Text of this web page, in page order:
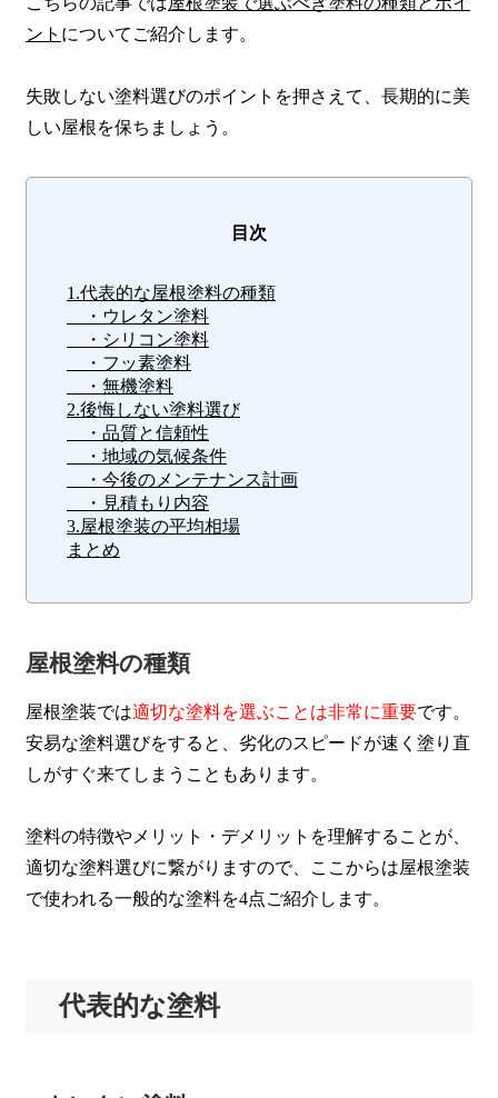
ント についてご紹介します。
失敗しない塗料選びのポイントを押さえて、長期的に美
しい屋根を保ちましょう。
目次
1.代表的な屋根塗料の種類
・ウレタン塗料
・シリコン塗料
・フッ素塗料
・無機塗料
2.後悔しない塗料選び
・品質と信頼性
・地域の気候条件
・今後のメンテナンス計画
・見積もり内容
3.屋根塗装の平均相場
まとめ
屋根塗料の種類
屋根塗装では適切な塗料を選ぶことは非常に重要です。
安易な塗料選びをすると、劣化のスピードが速く塗り直
しがすぐ来てしまうこともあります。
塗料の特徴やメリット・デメリットを理解することが、
適切な塗料選びに繋がりますので、ここからは屋根塗装
で使われる一般的な塗料を4点ご紹介します。
代表的な塗料